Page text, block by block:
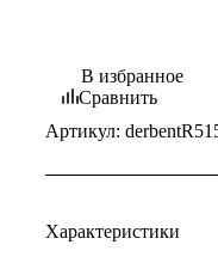
В избранное
Сравнить
Артикул:
Характеристики